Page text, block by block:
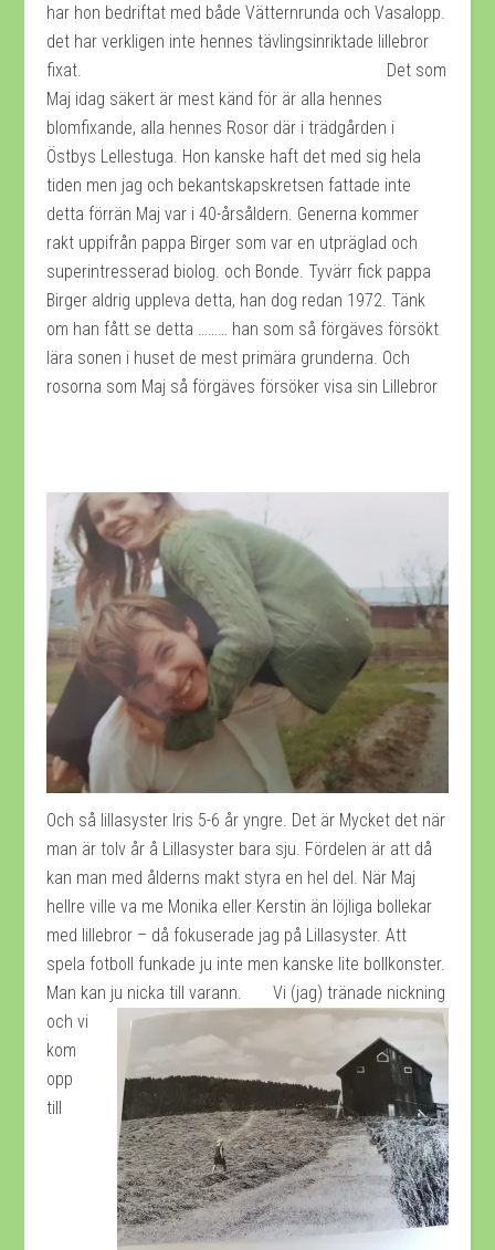
har hon bedriftat med både Vätternrunda och Vasalopp.
det har verkligen inte hennes tävlingsinriktade lillebror
fixat. Det som
Maj idag säkert är mest känd för är alla hennes
blomfixande, alla hennes Rosor där i trädgården i
Östbys Lellestuga. Hon kanske haft det med sig hela
tiden men jag och bekantskapskretsen fattade inte
detta förrän Maj var i 40-årsåldern. Generna kommer
rakt uppifrån pappa Birger som var en utpräglad och
superintresserad biolog. och Bonde. Tyvärr fick pappa
Birger aldrig uppleva detta, han dog redan 1972. Tänk
om han fått se detta ……… han som så förgäves försökt
lära sonen i huset de mest primära grunderna. Och
rosorna som Maj så förgäves försöker visa sin Lillebror
Och så lillasyster Iris 5-6 år yngre. Det är Mycket det när
man är tolv år å Lillasyster bara sju. Fördelen är att då
kan man med ålderns makt styra en hel del. När Maj
hellre ville va me Monika eller Kerstin än löjliga bollekar
med lillebror – då fokuserade jag på Lillasyster. Att
spela fotboll funkade ju inte men kanske lite bollkonster.
Man kan ju nicka till varann.
Vi (jag) tränade nickning
och vi
kom
opp
till